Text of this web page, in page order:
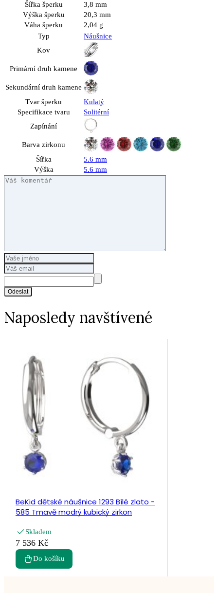
Šířka šperku
3,8 mm
Výška šperku
20,3 mm
Váha šperku
2,04 g
Typ
Náušnice
Kov
Primární druh kamene
Sekundární druh kamene
Tvar šperku
Kulatý
Specifikace tvaru
Solitérní
Zapínání
Barva zirkonu
Šířka
5,6 mm
Výška
5,6 mm
Odeslat
Naposledy navštívené
BeKid dětské náušnice 1293 Bílé zlato -
585 Tmavě modrý kubický zirkon
Skladem
7 536 Kč
Do košíku